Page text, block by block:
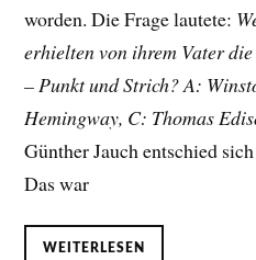
worden. Die Frage lautete:
erhielten von ihrem Vater
– Punkt und Strich? A:
Hemingway, C: Thomas
Günther Jauch entschied
Das war
WEITERLESEN